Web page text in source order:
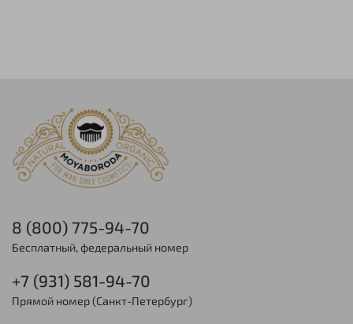
8 (800) 775-94-70
Бесплатный, федеральный номер
+7 (931) 581-94-70
Прямой номер (Санкт-Петербург)